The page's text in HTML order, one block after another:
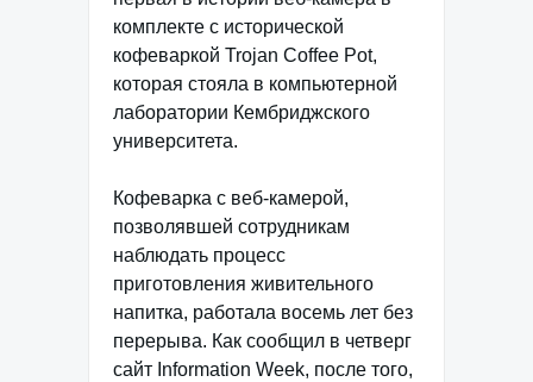
комплекте с исторической
кофеваркой Trojan Coffee Pot,
которая стояла в компьютерной
лаборатории Кембриджского
университета.
Кофеварка с веб-камерой,
позволявшей сотрудникам
наблюдать процесс
приготовления живительного
напитка, работала восемь лет без
перерыва. Как сообщил в четверг
сайт Information Week, после того,